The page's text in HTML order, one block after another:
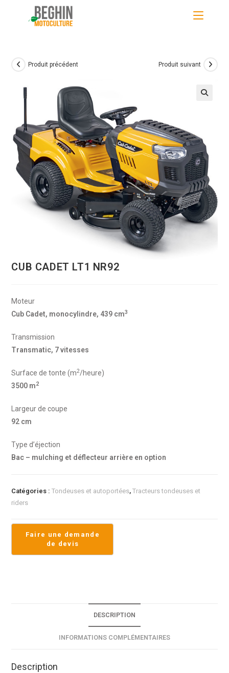
Produit précédent Produit suivant
CUB CADET LT1 NR92
Moteur
Cub Cadet, monocylindre, 439 cm3
Transmission
Transmatic, 7 vitesses
Surface de tonte (m2/heure)
3500 m2
Largeur de coupe
92 cm
Type d’éjection
Bac – mulching et déflecteur arrière en option
Catégories :Tondeuses et autoportées,Tracteurs tondeuses et
riders
DESCRIPTION
INFORMATIONS COMPLÉMENTAIRES
Description